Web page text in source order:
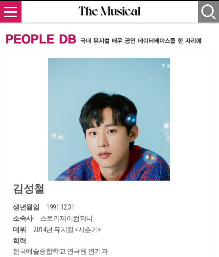
김성철
생년월일
1991.12.31
소속사
스토리제이컴퍼니
데뷔
2014년 뮤지컬 <사춘기>
학력
한국예술종합학교 연극원 연기과